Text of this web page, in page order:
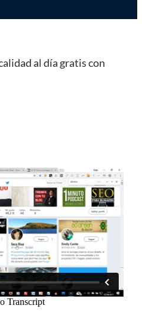
al día gratis con